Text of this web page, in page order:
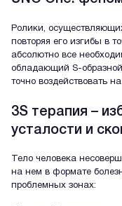
Ролики,
повторяя его изгибы в
абсолютно все
обладающий S-
точно воздействовать
3S терапия –
усталости и
Тело человека
на нем в формате
проблемных зонах: